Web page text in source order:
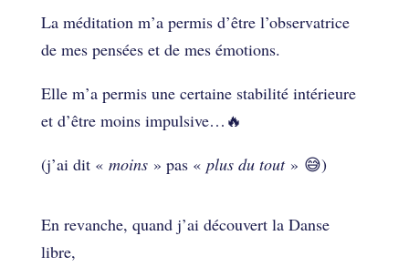
La méditation m’a permis d’être l’observatrice
de mes pensées et de mes émotions.
Elle m’a permis une certaine stabilité intérieure
et d’être moins impulsive…🔥
(j’ai dit « moins» pas « plus du tout» 😅)
En revanche, quand j’ai découvert la Danse
libre,